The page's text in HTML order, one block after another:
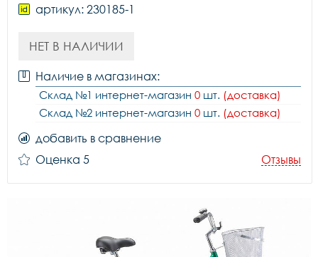
артикул: 230185-1
НЕТ В НАЛИЧИИ
Наличие в магазинах:
Склад №1 интернет-магазин 0 шт. (доставка)
Склад №2 интернет-магазин 0 шт. (доставка)
добавить в сравнение
Оценка 5
Отзывы